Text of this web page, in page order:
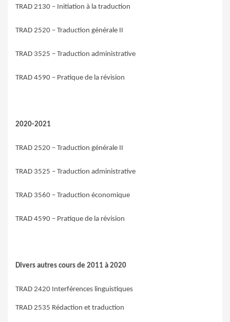
TRAD 2130 – Initiation à la traduction
TRAD 2520 – Traduction générale II
TRAD 3525 – Traduction administrative
TRAD 4590 – Pratique de la révision
2020-2021
TRAD 2520 – Traduction générale II
TRAD 3525 – Traduction administrative
TRAD 3560 – Traduction économique
TRAD 4590 – Pratique de la révision
Divers autres cours de 2011 à 2020
TRAD 2420 Interférences linguistiques
TRAD 2535 Rédaction et traduction